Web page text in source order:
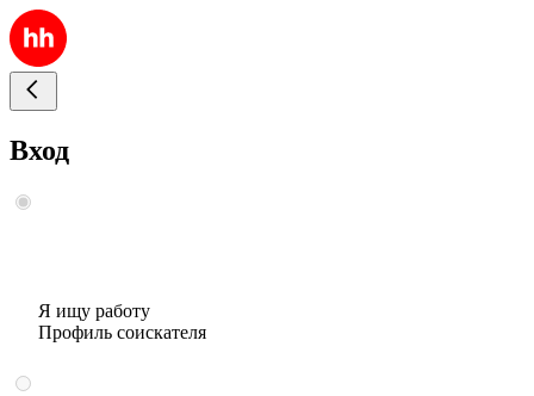
Вход
Я ищу работу
Профиль соискателя